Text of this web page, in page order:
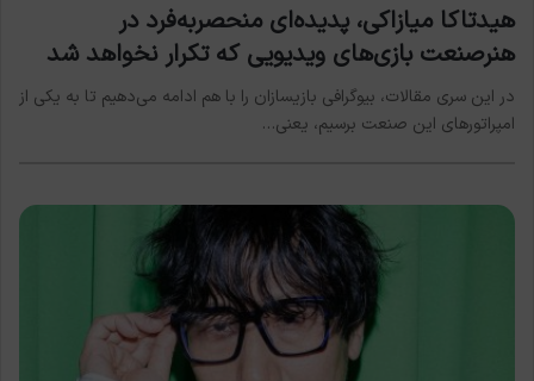
هیدتاکا میازاکی، پدیده‌ای منحصربه‌فرد در
هنرصنعت بازی‌های ویدیویی که تکرار نخواهد شد
در این سری مقالات، بیوگرافی بازیسازان را با هم ادامه می‌دهیم تا به یکی از
امپراتورهای این صنعت برسیم، یعنی…